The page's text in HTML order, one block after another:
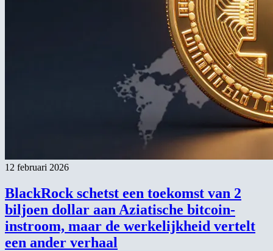
12 februari 2026
BlackRock schetst een toekomst van 2
biljoen dollar aan Aziatische bitcoin-
instroom, maar de werkelijkheid vertelt
een ander verhaal